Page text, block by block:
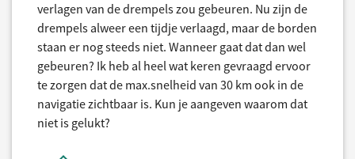
verlagen van de drempels zou gebeuren. Nu zijn de
drempels alweer een tijdje verlaagd, maar de borden
staan er nog steeds niet. Wanneer gaat dat dan wel
gebeuren? Ik heb al heel wat keren gevraagd ervoor
te zorgen dat de max.snelheid van 30 km ook in de
navigatie zichtbaar is. Kun je aangeven waarom dat
niet is gelukt?